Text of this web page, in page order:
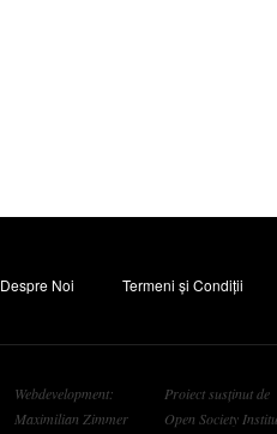
Despre Noi Termeni și Condiții
Webdevelopment:
Maximilian Zimmer
Proiect susținut de
Open Society